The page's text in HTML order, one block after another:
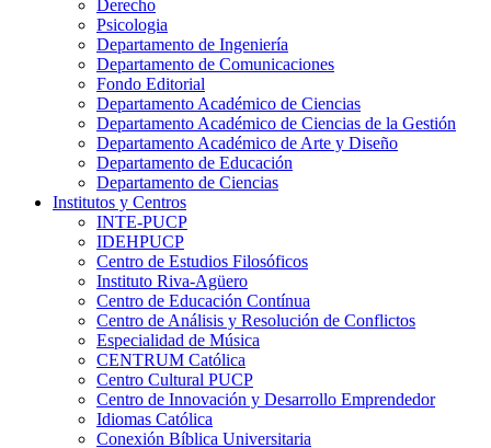
Derecho
Psicologia
Departamento de Ingeniería
Departamento de Comunicaciones
Fondo Editorial
Departamento Académico de Ciencias
Departamento Académico de Ciencias de la Gestión
Departamento Académico de Arte y Diseño
Departamento de Educación
Departamento de Ciencias
Institutos y Centros
INTE-PUCP
IDEHPUCP
Centro de Estudios Filosóficos
Instituto Riva-Agüero
Centro de Educación Contínua
Centro de Análisis y Resolución de Conflictos
Especialidad de Música
CENTRUM Católica
Centro Cultural PUCP
Centro de Innovación y Desarrollo Emprendedor
Idiomas Católica
Conexión Bíblica Universitaria